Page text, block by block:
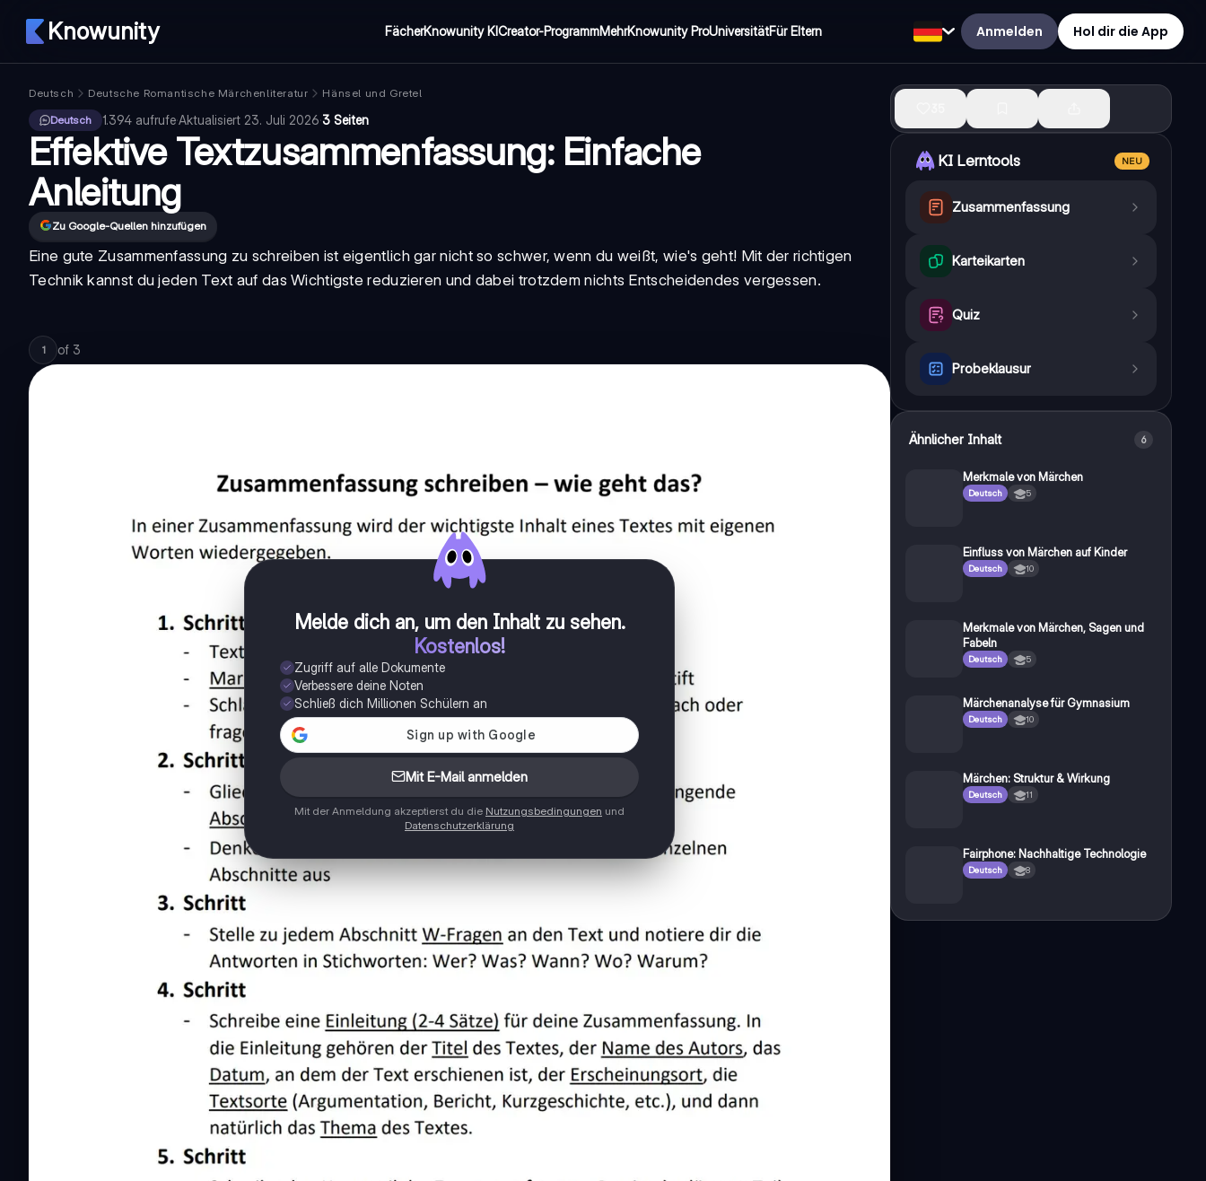
Knowunity FächerKnowunity KICreator-ProgrammMehrKnowunity ProUniversitätFür Eltern Anmelden Hol dir die App
Deutsch Deutsche Romantische Märchenliteratur
Hänsel und Gretel
Deutsch
1.394 aufrufe·Aktualisiert 23. Juli 2026·3 Seiten
Effektive Textzusammenfassung: Einfache
Anleitung
Zu Google-Quellen hinzufügen
Eine gute Zusammenfassung zu schreiben ist eigentlich gar nicht so schwer, wenn du weißt, wie's geht! Mit der richtigen
Technik kannst du jeden Text auf das Wichtigste reduzieren und dabei trotzdem nichts Entscheidendes vergessen.
1 of 3
Melde dich an, um den Inhalt zu sehen.
Kostenlos!
Zugriff auf alle Dokumente
Verbessere deine Noten
Schließ dich Millionen Schülern an
Mit E-Mail anmelden
Mit der Anmeldung akzeptierst du die Nutzungsbedingungen und
Datenschutzerklärung
KI Lerntools NEU
Zusammenfassung
Karteikarten
Quiz
Probeklausur
Ähnlicher Inhalt 6
Merkmale von Märchen
Deutsch 5
Einfluss von Märchen auf Kinder
Deutsch 10
Merkmale von Märchen, Sagen und
Fabeln
Deutsch 5
Märchenanalyse für Gymnasium
Deutsch 10
Märchen: Struktur & Wirkung
Deutsch 11
Fairphone: Nachhaltige Technologie
Deutsch 8